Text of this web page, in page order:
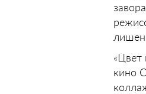
«Цвет
кино